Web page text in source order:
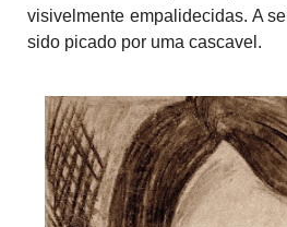
visivelmente empalidecidas. A
sido picado por uma cascavel.